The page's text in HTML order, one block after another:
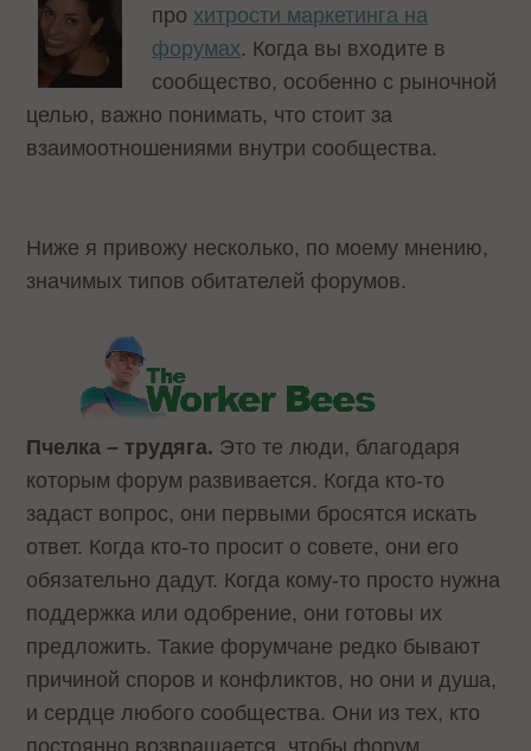
прохитрости маркетинга на
форумах. Когда вы входите в
сообщество, особенно с рыночной
целью, важно понимать, что стоит за
взаимоотношениями внутри сообщества.
Ниже я привожу несколько, по моему мнению,
значимых типов обитателей форумов.
Пчелка – трудяга. Это те люди, благодаря
которым форум развивается. Когда кто-то
задаст вопрос, они первыми бросятся искать
ответ. Когда кто-то просит о совете, они его
обязательно дадут. Когда кому-то просто нужна
поддержка или одобрение, они готовы их
предложить. Такие форумчане редко бывают
причиной споров и конфликтов, но они и душа,
и сердце любого сообщества. Они из тех, кто
постоянно возвращается, чтобы форум